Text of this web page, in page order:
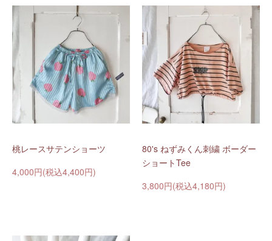
桃レースサテンショーツ
4,000円(税込4,400円)
80's ねずみくん刺繍 ボーダー
ショートTee
3,800円(税込4,180円)